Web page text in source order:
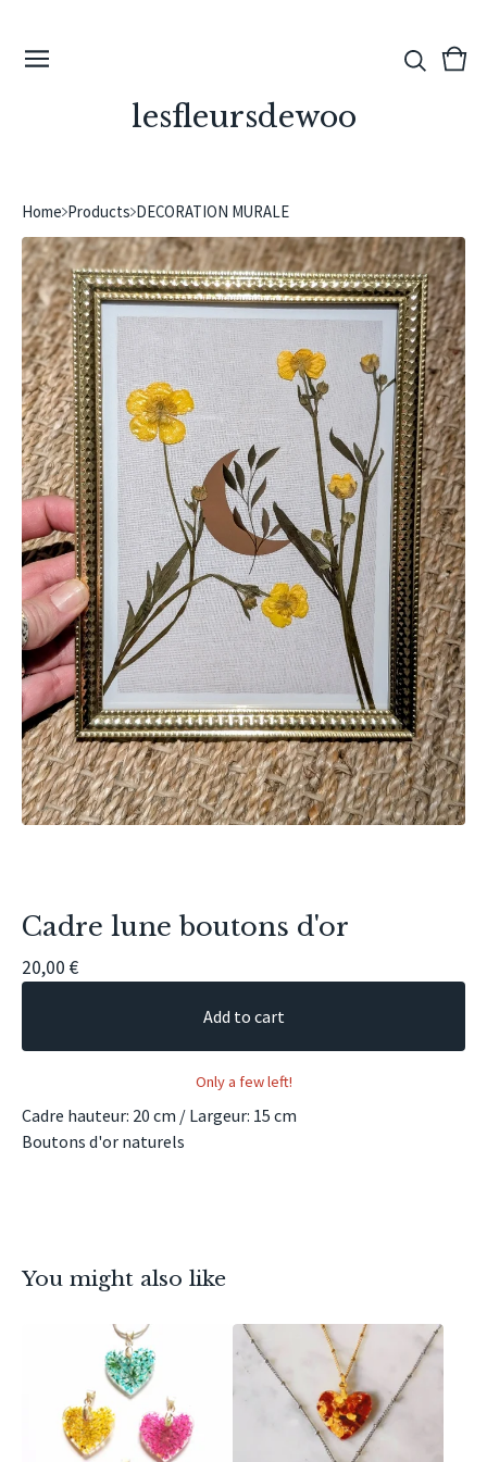
lesfleursdewoo
View
0
Home Products DECORATION MURALE
Cadre lune boutons d'or
20,00 €
Add to cart
Only a few left!
Cadre hauteur: 20 cm / Largeur: 15 cm
Boutons d'or naturels
You might also like